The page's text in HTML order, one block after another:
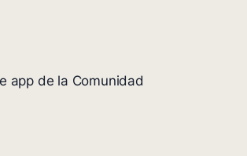
app de la Comunidad